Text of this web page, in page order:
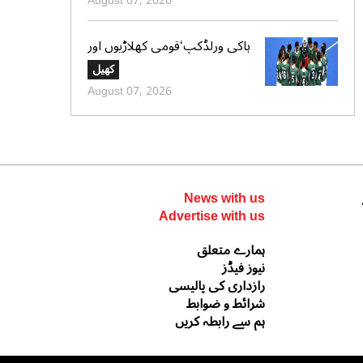
ہاکی ورلڈکپ‘قومی کھلاڑیوں اور
کوچز کیلئے 2 کروڑ کا الائونس
اکائونٹ میں منتقل
کھیل
August 07, 2026
News with us
Advertise with us
ہمارے متعلق
نیوز فیڈز
رازداری کی پالیسی
شرائط و ضوابط
ہم سے رابطہ کریں